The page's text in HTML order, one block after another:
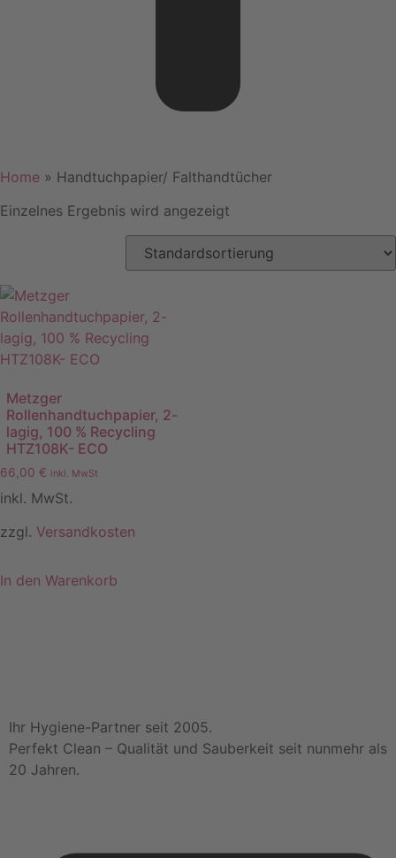
Home » Handtuchpapier/ Falthandtücher
Einzelnes Ergebnis wird angezeigt
Metzger
Rollenhandtuchpapier, 2-
lagig, 100 % Recycling
HTZ108K- ECO
66,00 € inkl. MwSt
inkl. MwSt.
zzgl. Versandkosten
In den Warenkorb
Ihr Hygiene-Partner seit 2005.
Perfekt Clean – Qualität und Sauberkeit seit nunmehr als
20 Jahren.